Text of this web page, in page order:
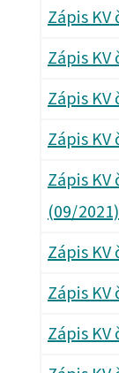
Zápis KV
Zápis KV
Zápis KV
Zápis KV
Zápis KV
(09/2021)
Zápis KV
Zápis KV
Zápis KV